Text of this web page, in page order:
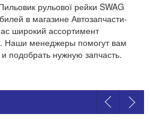
рульової рейки SWAG
в магазине Автозапчасти-
широкий ассортимент
Наши менеджеры помогут вам
подобрать нужную запчасть.